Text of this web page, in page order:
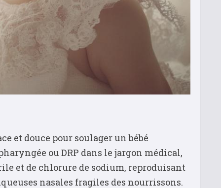
et douce pour soulager un bébé
ou DRP dans le jargon médical,
et de chlorure de sodium, reproduisant
nasales fragiles des nourrissons.